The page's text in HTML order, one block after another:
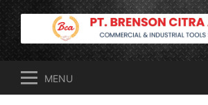
Skip
to
content
MENU